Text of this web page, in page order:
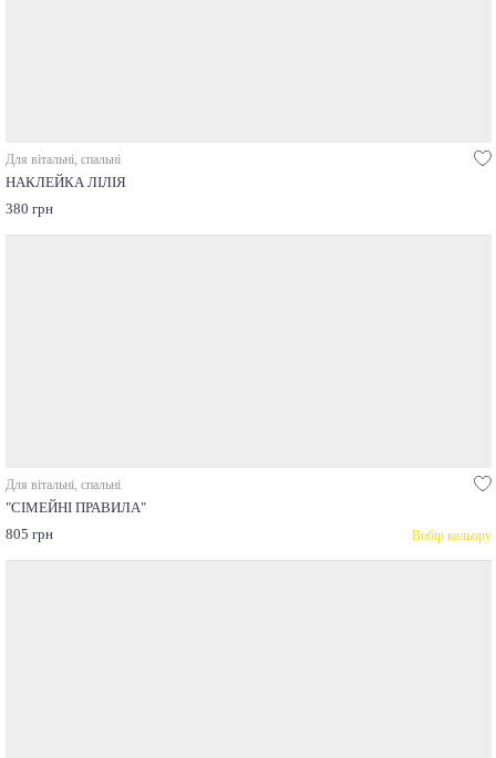
Для вітальні, спальні
НАКЛЕЙКА ЛІЛІЯ
380 грн
Для вітальні, спальні
"СІМЕЙНІ ПРАВИЛА"
805 грн
Вибір кольору